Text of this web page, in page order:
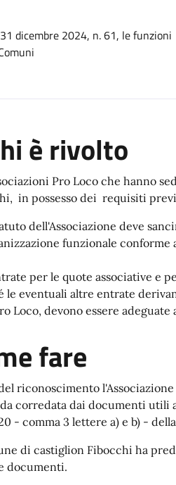
dicembre 2024, n. 61, le funzioni
è rivolto
Pro Loco che hanno
in possesso dei requisiti
dell'Associazione deve
funzionale conforme
per le quote associative e
le eventuali altre entrate
Loco, devono essere
fare
riconoscimento
corredata dai documenti utili
- comma 3 lettere a) e b) -
di castiglion Fibocchi ha
documenti.